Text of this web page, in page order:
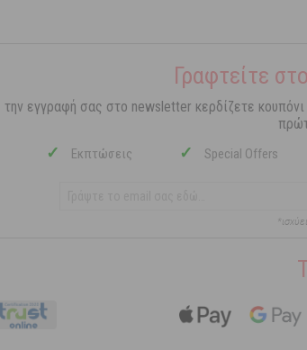
Γραφτείτε
εγγραφή σας στο newsletter κερδίζετε
✓ Εκπτώσεις ✓ Special Offers